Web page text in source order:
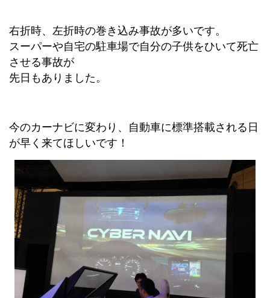
右折時、左折時の巻き込み事故が多いです。
スーパーや自宅の駐車場で自分の子供をひいて死亡
させる事故が
先日もありました。
今のカーナビに変わり、自動車に標準搭載される日
が早く来てほしいです！